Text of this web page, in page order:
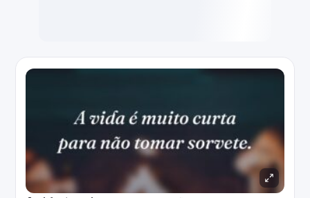
Criar imagem Copiar WhatsApp Salvar 3
O homem com um sorvete na mão não quer
guerra com ninguém.
— Denise Campos
Criar imagem Copiar WhatsApp